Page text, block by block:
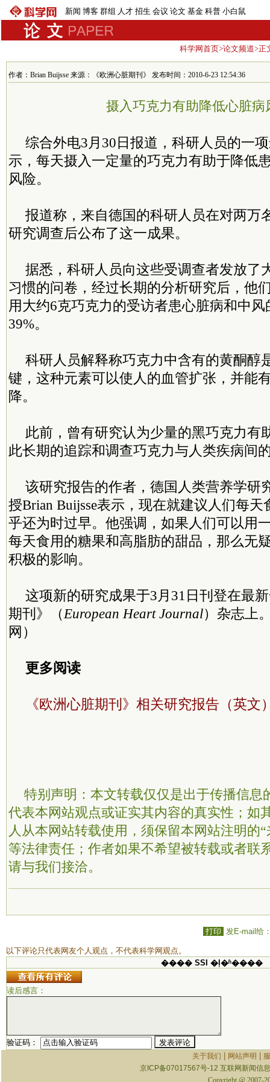
新闻 博客 群组 人才 招生 会议 论文 基金 科普 小白鼠
科学网首页>论文频道>正
作者：Brian Buijsse 来源：《欧洲心脏期刊》 发布时间：2010-6-23 12:54:36
摄入巧克力有助降低心脏病
综合外电3月30日报道，科研人员的一
示，每天摄入一定量的巧克力有助于降低
风险。
报道称，来自德国的科研人员在对两万
研究调查后公布了这一成果。
据悉，科研人员向这些受调查者发放了
习惯的问卷，经过长期的分析研究后，他
用大约6克巧克力的受访者患心脏病和中
39%。
科研人员解释称巧克力中含有的黄酮醇
键，这种元素可以使人的血管扩张，并能
降。
此前，曾有研究认为少量的黑巧克力有
此长期的追踪和调查巧克力与人类疾病间
该研究报告的作者，德国人类营养学研
授Brian Buijsse表示，现在就建议人们每
乎还为时过早。他强调，如果人们可以用
每天食用的糖果和高脂肪的甜品，那么无
积极的影响。
这项新的研究成果于3月31日刊登在最
期刊》（European Heart Journal）杂志上
网）
更多阅读
《欧洲心脏期刊》相关研究报告（英文
特别声明：本文转载仅仅是出于传播信息
代表本网站观点或证实其内容的真实性；如
人从本网站转载使用，须保留本网站注明的
等法律责任；作者如果不希望被转载或者联
请与我们接洽。
打印 发E-mail给
以下评论只代表网友个人观点，不代表科学网观点。
���� SSI �ļ�ʱ����
读后感言：
验证码：
关于我们 | 网站声明 |
京ICP备07017567号-12 互联网新闻信
Copyright @ 2007-